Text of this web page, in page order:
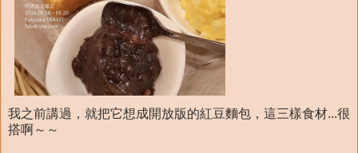
我之前講過，就把它想成開放版的紅豆麵包，這三樣食材...很
搭啊～～